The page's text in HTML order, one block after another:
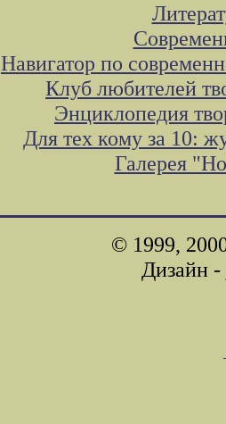
Навигатор по
Клуб любителей
Энциклопедия
Для тех кому за 10:
Галерея
© 1999,
Дизайн -